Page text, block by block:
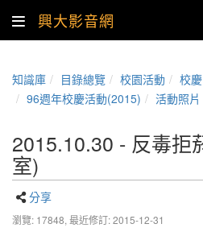
興大影音網
知識庫 目錄總覽 校園活動
校
96週年校慶活動(2015)
活動照片
2015.10.30 - 反毒拒
室)
分享
瀏覽: 17848, 最近修訂: 2015-12-31